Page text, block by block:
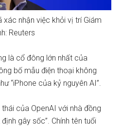
nhận việc khỏi vị trí Giám
Reuters
là cổ đông lớn nhất của
bố mẫu điện thoại không
“iPhone của kỷ nguyên AI”.
của OpenAI với nhà đồng
gây sốc”. Chính tên tuổi